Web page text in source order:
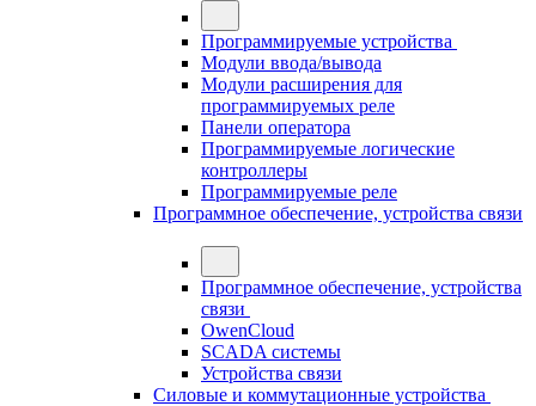
Программируемые устройства
Модули ввода/вывода
Модули расширения для
программируемых реле
Панели оператора
Программируемые логические
контроллеры
Программируемые реле
Программное обеспечение, устройства связи
Программное обеспечение, устройства
связи
OwenCloud
SCADA системы
Устройства связи
Силовые и коммутационные устройства